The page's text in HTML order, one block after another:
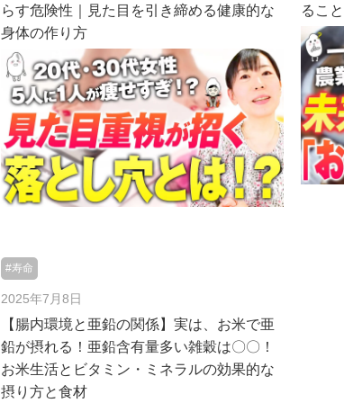
らす危険性｜見た目を引き締める健康的な
身体の作り方
るこ
#寿命
2025年7月8日
【腸内環境と亜鉛の関係】実は、お米で亜
鉛が摂れる！亜鉛含有量多い雑穀は〇〇！
お米生活とビタミン・ミネラルの効果的な
摂り方と食材